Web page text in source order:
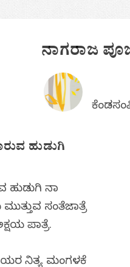
ನಾಗರಾಜ
ಹುಡುಗಿ
ಹುಡುಗಿ ನಾ
ಮುತ್ತುವ ಸಂತೆಜಾತ್ರೆ
ಪಾತ್ರೆ.
ನಿತ್ಯ ಮಂಗಳಕೆ